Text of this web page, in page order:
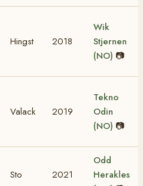
Hingst 2018
Wik
Stjernen
(NO) 📷
Valack 2019
Tekno
Odin
(NO) 📷
Sto 2021
Odd
Herakles